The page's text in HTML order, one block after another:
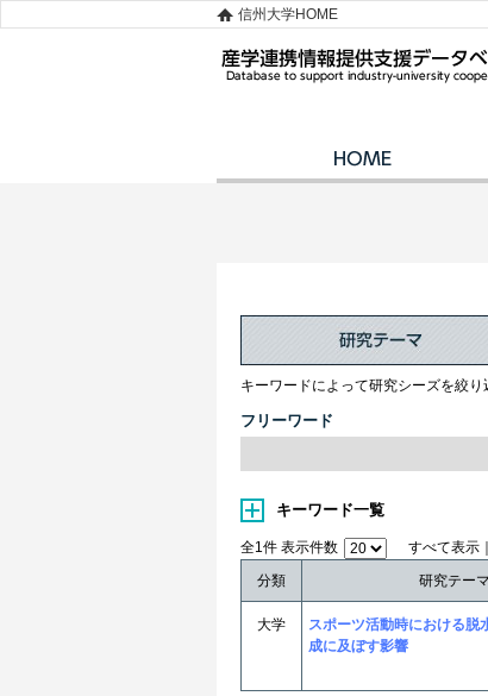
信州大学HOME
キーワードによって研究シーズを絞り
フリーワード
キーワード一覧
全1件 表示件数 すべて表示｜
分類 研究テーマ
大学
スポーツ活動時における脱
成に及ぼす影響